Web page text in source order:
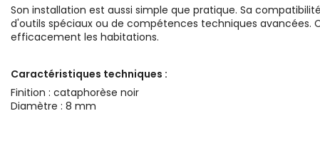
Son installation est aussi simple que pratique. Sa
d'outils spéciaux ou de compétences techniques avancées.
efficacement les habitations.
Caractéristiques techniques :
Finition : cataphorèse noir
Diamètre : 8 mm